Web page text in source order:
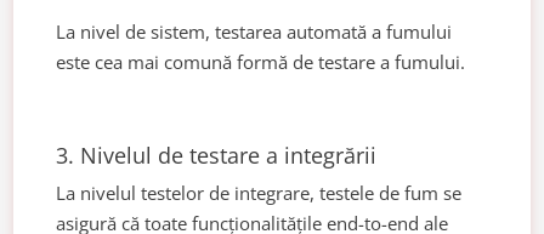
La nivel de sistem, testarea automată a fumului
este cea mai comună formă de testare a fumului.
3. Nivelul de testare a integrării
La nivelul testelor de integrare, testele de fum se
asigură că toate funcționalitățile end-to-end ale